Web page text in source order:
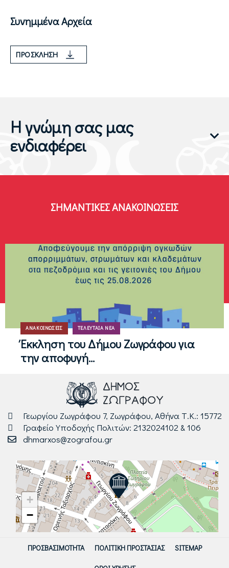
Συνημμένα Αρχεία
ΠΡΌΣΚΛΗΣΗ
Η γνώμη σας μας
ενδιαφέρει
ΣΗΜΑΝΤΙΚΈΣ ΑΝΑΚΟΙΝΏΣΕΙΣ
ΑΝΑΚΟΙΝΏΣΕΙΣ ΤΕΛΕΥΤΑΊΑ ΝΈΑ
Έκκληση του Δήμου Ζωγράφου για
την αποφυγή...
Γεωργίου Ζωγράφου 7, Ζωγράφου, Αθήνα Τ.Κ.: 15772
Γραφείο Υποδοχής Πολιτών: 2132024102 & 106
dhmarxos@zografou.gr
+
−
ΠΡΟΣΒΑΣΙΜΌΤΗΤΑ ΠΟΛΙΤΙΚΉ ΠΡΟΣΤΑΣΊΑΣ SITEMAP